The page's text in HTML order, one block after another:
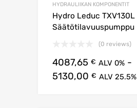
HYDRAULIIKAN KOMPONENTIT
Hydro Leduc TXV130L
Säätötilavuuspumppu
(0 reviews)
4087,65 € ALV 0% -
5130,00 € ALV 25.5%